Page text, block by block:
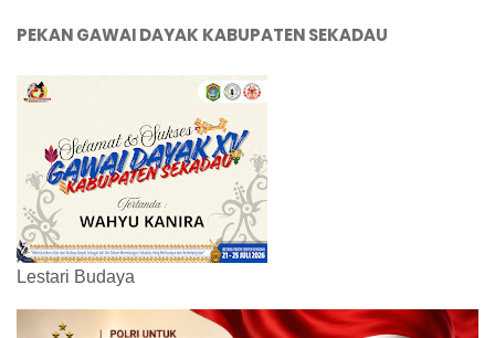
PEKAN GAWAI DAYAK KABUPATEN SEKADAU
Lestari Budaya